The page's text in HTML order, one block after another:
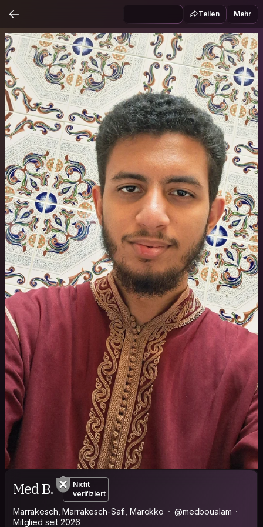
Teilen Mehr
Med B.
Nicht
verifiziert
Marrakesch, Marrakesch-Safi, Marokko
@medboualam
Mitglied seit 2026